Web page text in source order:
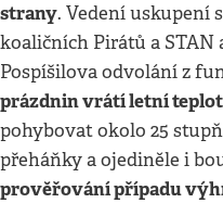
strany. Vedení uskupení
koaličních Pirátů a STAN
Pospíšilova odvolání z
prázdnin vrátí letní
pohybovat okolo 25
přeháňky a ojediněle i
prověřování případu